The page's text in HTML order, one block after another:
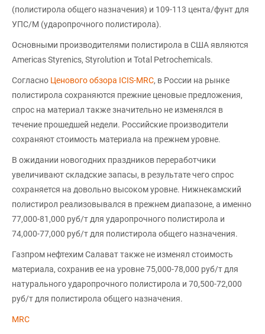
(полистирола общего назначения) и 109-113 цента/фунт для
УПС/М (ударопрочного полистирола).
Основными производителями полистирола в США являются
Americas Styrenics, Styrolution и Total Petrochemicals.
Согласно Ценового обзора ICIS-MRC, в России на рынке
полистирола сохраняются прежние ценовые предложения,
спрос на материал также значительно не изменялся в
течение прошедшей недели. Российские производители
сохраняют стоимость материала на прежнем уровне.
В ожидании новогодних праздников переработчики
увеличивают складские запасы, в результате чего спрос
сохраняется на довольно высоком уровне. Нижнекамский
полистирол реализовывался в прежнем диапазоне, а именно
77,000-81,000 руб/т для ударопрочного полистирола и
74,000-77,000 руб/т для полистирола общего назначения.
Газпром нефтехим Салават также не изменял стоимость
материала, сохранив ее на уровне 75,000-78,000 руб/т для
натурального ударопрочного полистирола и 70,500-72,000
руб/т для полистирола общего назначения.
MRC